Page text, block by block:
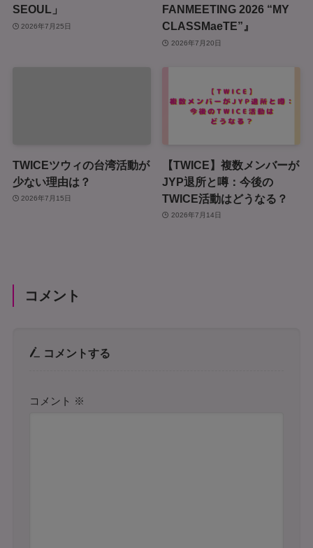
SEOUL」
2026年7月25日
FANMEETING 2026 “MY
CLASSMaeTE”』
2026年7月20日
TWICEツウィの台湾活動が
少ない理由は？
2026年7月15日
【TWICE】複数メンバーが
JYP退所と噂：今後の
TWICE活動はどうなる？
2026年7月14日
コメント
コメントする
コメント ※